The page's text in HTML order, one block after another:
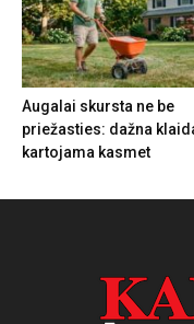
Augalai skursta ne be
priežasties: dažna
kartojama kasmet